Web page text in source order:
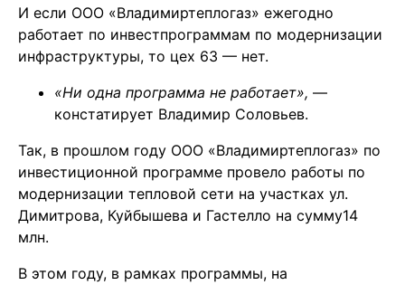
И если ООО «Владимиртеплогаз» ежегодно
работает по инвестпрограммам по модернизации
инфраструктуры, то цех 63 — нет.
«Ни одна программа не работает», —
констатирует Владимир Соловьев.
Так, в прошлом году ООО «Владимиртеплогаз» по
инвестиционной программе провело работы по
модернизации тепловой сети на участках ул.
Димитрова, Куйбышева и Гастелло на сумму14
млн.
В этом году, в рамках программы, на